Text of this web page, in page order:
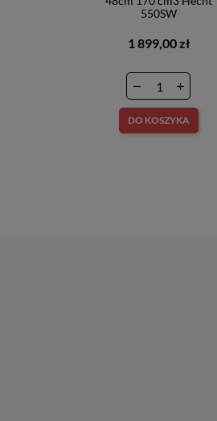
550SW
1 899,00 zł
DO KOSZYKA